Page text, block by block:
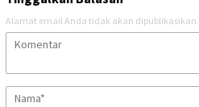
Alamat email Anda tidak akan dipublikasikan.